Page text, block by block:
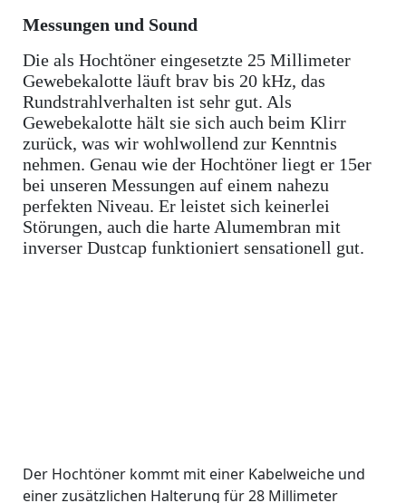
Messungen und Sound
Die als Hochtöner eingesetzte 25 Millimeter
Gewebekalotte läuft brav bis 20 kHz, das
Rundstrahlverhalten ist sehr gut. Als
Gewebekalotte hält sie sich auch beim Klirr
zurück, was wir wohlwollend zur Kenntnis
nehmen. Genau wie der Hochtöner liegt er 15er
bei unseren Messungen auf einem nahezu
perfekten Niveau. Er leistet sich keinerlei
Störungen, auch die harte Alumembran mit
inverser Dustcap funktioniert sensationell gut.
Der Hochtöner kommt mit einer Kabelweiche und
einer zusätzlichen Halterung für 28 Millimeter